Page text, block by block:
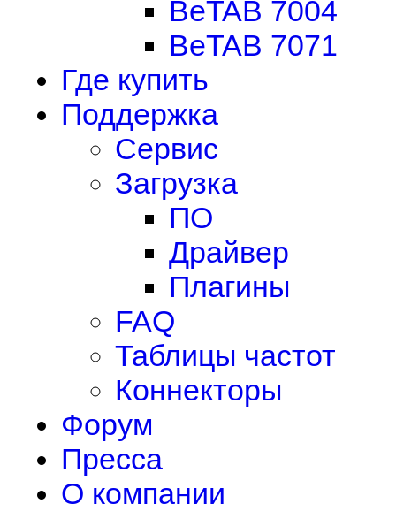
BeTAB 7004
BeTAB 7071
Где купить
Поддержка
Сервис
Загрузка
ПО
Драйвер
Плагины
FAQ
Таблицы частот
Коннекторы
Форум
Пресса
О компании